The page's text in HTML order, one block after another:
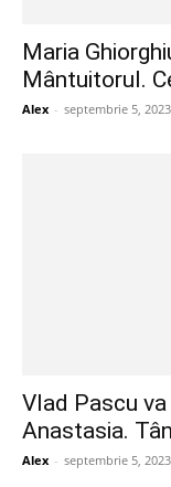
Maria
Mântuitorul.
Alex - septembrie 5, 2023
Vlad Pascu
Anastasia.
Alex - septembrie 5, 2023